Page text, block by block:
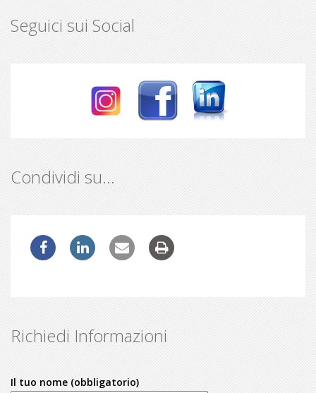
Seguici sui Social
Condividi su…
Richiedi Informazioni
Il tuo nome (obbligatorio)